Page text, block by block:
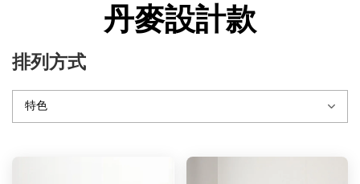
丹麥設計款
排列方式